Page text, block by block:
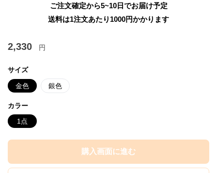
ご注文確定から5~10日でお届け予定
送料は1注文あたり 1000円かかります
2,330 円
サイズ
金色 銀色
カラー
1点
購入画面に進む